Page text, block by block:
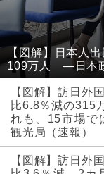
【図解】日本人
109万人 ―日本政
【図解】訪日外
比6.8％減の315
れも、15市場
観光局（速報）
【図解】訪日外